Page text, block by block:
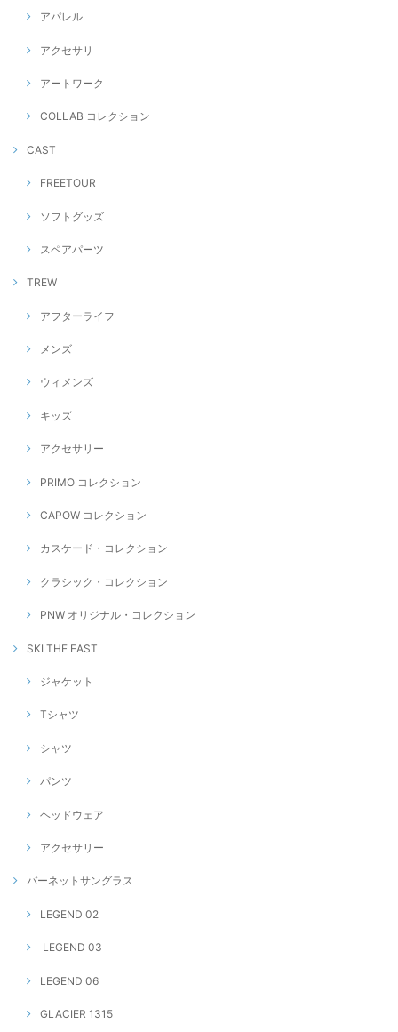
アパレル
アクセサリ
アートワーク
COLLAB コレクション
CAST
FREETOUR
ソフトグッズ
スペアパーツ
TREW
アフターライフ
メンズ
ウィメンズ
キッズ
アクセサリー
PRIMO コレクション
CAPOW コレクション
カスケード・コレクション
クラシック・コレクション
PNW オリジナル・コレクション
SKI THE EAST
ジャケット
Tシャツ
シャツ
パンツ
ヘッドウェア
アクセサリー
バーネットサングラス
LEGEND 02
LEGEND 03
LEGEND 06
GLACIER 1315